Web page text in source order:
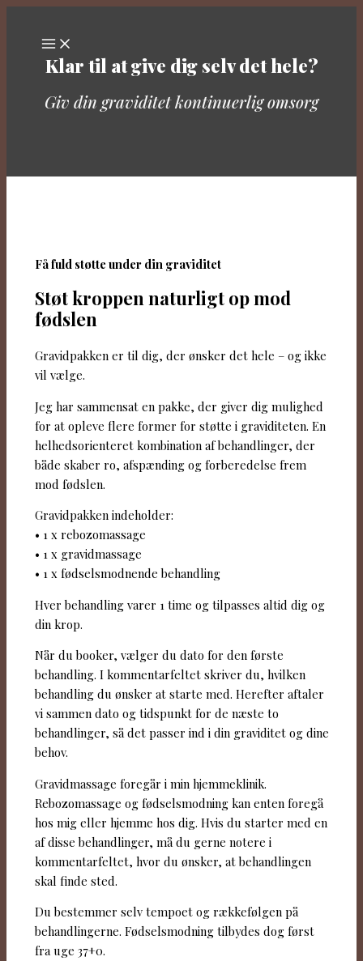
Gå
indholdet
Klar til at give dig selv det hele?
Giv din graviditet kontinuerlig omsorg
Få fuld støtte under din graviditet
Støt kroppen naturligt op mod
fødslen
Gravidpakken er til dig, der ønsker det hele – og ikke
vil vælge.
Jeg har sammensat en pakke, der giver dig mulighed
for at opleve flere former for støtte i graviditeten. En
helhedsorienteret kombination af behandlinger, der
både skaber ro, afspænding og forberedelse frem
mod fødslen.
Gravidpakken indeholder:
• 1 x rebozomassage
• 1 x gravidmassage
• 1 x fødselsmodnende behandling
Hver behandling varer 1 time og tilpasses altid dig og
din krop.
Når du booker, vælger du dato for den første
behandling. I kommentarfeltet skriver du, hvilken
behandling du ønsker at starte med. Herefter aftaler
vi sammen dato og tidspunkt for de næste to
behandlinger, så det passer ind i din graviditet og dine
behov.
Gravidmassage foregår i min hjemmeklinik.
Rebozomassage og fødselsmodning kan enten foregå
hos mig eller hjemme hos dig. Hvis du starter med en
af disse behandlinger, må du gerne notere i
kommentarfeltet, hvor du ønsker, at behandlingen
skal finde sted.
Du bestemmer selv tempoet og rækkefølgen på
behandlingerne. Fødselsmodning tilbydes dog først
fra uge 37+0.